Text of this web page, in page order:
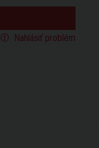
Nahlásiť problém